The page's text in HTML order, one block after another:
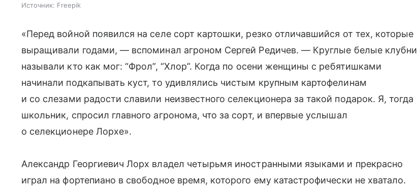
Источник: Freepik
«Перед войной появился на селе сорт картошки, резко отличавшийся от тех, которые
выращивали годами, — вспоминал агроном Сергей Редичев. — Круглые белые клубни
называли кто как мог: “Фрол”, “Хлор”. Когда по осени женщины с ребятишками
начинали подкапывать куст, то удивлялись чистым крупным картофелинам
и со слезами радости славили неизвестного селекционера за такой подарок. Я, тогда
школьник, спросил главного агронома, что за сорт, и впервые услышал
о селекционере Лорхе».
Александр Георгиевич Лорх владел четырьмя иностранными языками и прекрасно
играл на фортепиано в свободное время, которого ему катастрофически не хватало.